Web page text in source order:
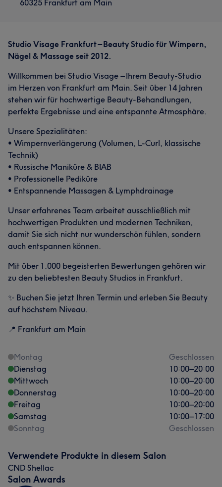
60325 Frankfurt am Main
Studio Visage Frankfurt – Beauty Studio für Wimpern,
Nägel & Massage seit 2012.
Willkommen bei Studio Visage – Ihrem Beauty-Studio
im Herzen von Frankfurt am Main. Seit über 14 Jahren
stehen wir für hochwertige Beauty-Behandlungen,
perfekte Ergebnisse und eine entspannte Atmosphäre.
Unsere Spezialitäten:
• Wimpernverlängerung (Volumen, L-Curl, klassische
Technik)
• Russische Maniküre & BIAB
• Professionelle Pediküre
• Entspannende Massagen & Lymphdrainage
Unser erfahrenes Team arbeitet ausschließlich mit
hochwertigen Produkten und modernen Techniken,
damit Sie sich nicht nur wunderschön fühlen, sondern
auch entspannen können.
Mit über 1.000 begeisterten Bewertungen gehören wir
zu den beliebtesten Beauty Studios in Frankfurt.
✨ Buchen Sie jetzt Ihren Termin und erleben Sie Beauty
auf höchstem Niveau.
📍 Frankfurt am Main
Montag
Geschlossen
Dienstag
10:00–20:00
Mittwoch
10:00–20:00
Donnerstag
10:00–20:00
Freitag
10:00–20:00
Samstag
10:00–17:00
Sonntag
Geschlossen
Verwendete Produkte in diesem Salon
CND Shellac
Salon Awards